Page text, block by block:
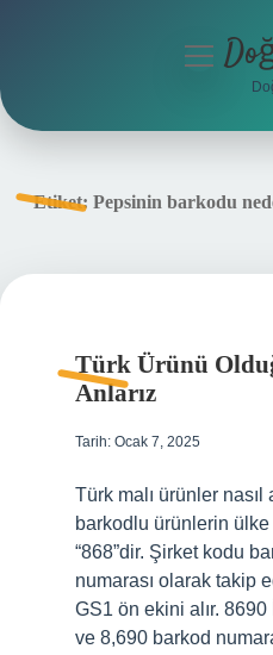
menüyü
Etiket: Pepsinin barkodu
Türk Ürünü
Anlarız
Tarih: Ocak 7, 2025
Türk malı ürünler nasıl
barkodlu ürünlerin ülke
“868”dir. Şirket kodu
numarası olarak takip
GS1 ön ekini alır. 8690
ve 8,690 barkod